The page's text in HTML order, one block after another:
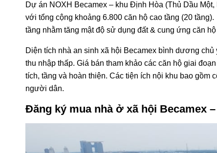
Dự án NOXH Becamex – khu Định Hòa (Thủ Dầu
với tổng cộng khoảng 6.800 căn hộ cao tầng (20
tầng nhằm tăng mật độ sử dụng đất & cung ứng căn
Diện tích nhà an sinh xã hội Becamex bình dương
thu nhập thấp. Giá bán tham khảo các căn hộ giai
tích, tầng và hoàn thiện. Các tiện ích nội khu bao gồm
người dân.
Đăng ký mua nhà ở xã hội Becamex